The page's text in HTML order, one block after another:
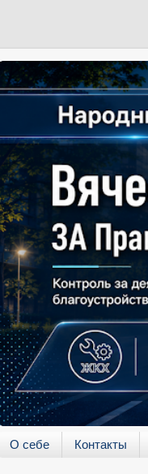
О себе Контакты